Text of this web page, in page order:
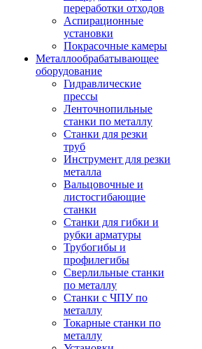
переработки отходов
Аспирационные
установки
Покрасочные камеры
Металлообрабатывающее
оборудование
Гидравлические
прессы
Ленточнопильные
станки по металлу
Станки для резки
труб
Инструмент для резки
металла
Вальцовочные и
листосгибающие
станки
Станки для гибки и
рубки арматуры
Трубогибы и
профилегибы
Сверлильные станки
по металлу
Станки с ЧПУ по
металлу
Токарные станки по
металлу